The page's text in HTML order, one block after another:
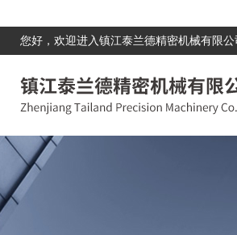
您好，欢迎进入镇江泰兰德精密机械有限公